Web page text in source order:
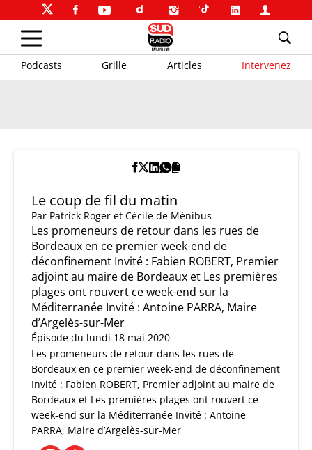
Podcasts Grille Articles Intervenez
Le coup de fil du matin
Par Patrick Roger et Cécile de Ménibus
Les promeneurs de retour dans les rues de
Bordeaux en ce premier week-end de
déconfinement Invité : Fabien ROBERT, Premier
adjoint au maire de Bordeaux et Les premières
plages ont rouvert ce week-end sur la
Méditerranée Invité : Antoine PARRA, Maire
d’Argelès-sur-Mer
Épisode du lundi 18 mai 2020
Les promeneurs de retour dans les rues de
Bordeaux en ce premier week-end de déconfinement
Invité : Fabien ROBERT, Premier adjoint au maire de
Bordeaux et Les premières plages ont rouvert ce
week-end sur la Méditerranée Invité : Antoine
PARRA, Maire d’Argelès-sur-Mer